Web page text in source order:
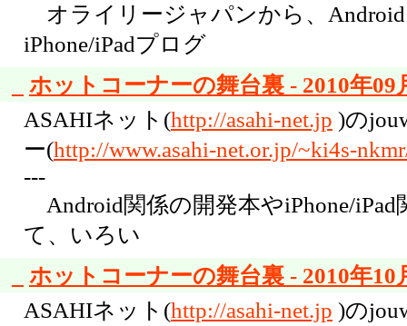
オライリージャパンから、
iPhone/iPadプログ
ホットコーナーの舞台裏 - 2010年09
ASAHIネット(http://asahi-net.jp )の
ー(http://www.asahi-net.or.jp/~ki4s-
---
Android関係の開発本やiPhone/
て、いろい
ホットコーナーの舞台裏 - 2010年10
ASAHIネット(http://asahi-net.jp )の